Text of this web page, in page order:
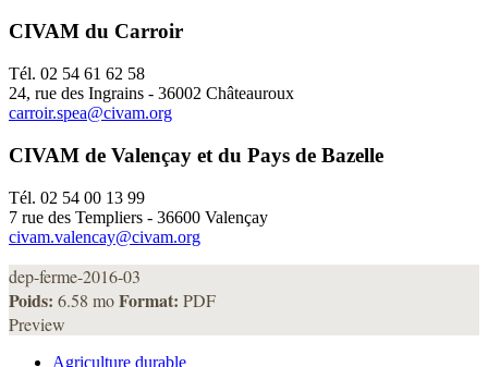
CIVAM du Carroir
Tél. 02 54 61 62 58
24, rue des Ingrains - 36002 Châteauroux
carroir.spea@civam.org
CIVAM de Valençay et du Pays de Bazelle
Tél. 02 54 00 13 99
7 rue des Templiers - 36600 Valençay
civam.valencay@civam.org
dep-ferme-2016-03
Poids: 6.58 moFormat: PDF
Preview
Agriculture durable